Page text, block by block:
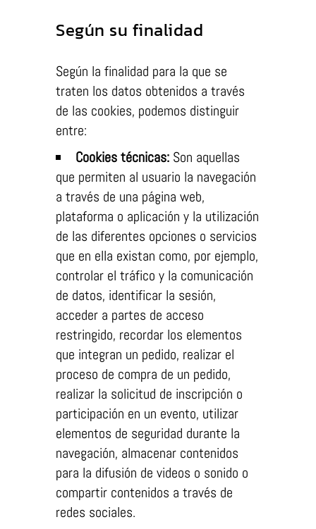
Según su finalidad
Según la finalidad para la que se
traten los datos obtenidos a través
de las cookies, podemos distinguir
entre:
Cookies técnicas: Son aquellas
que permiten al usuario la navegación
a través de una página web,
plataforma o aplicación y la utilización
de las diferentes opciones o servicios
que en ella existan como, por ejemplo,
controlar el tráfico y la comunicación
de datos, identificar la sesión,
acceder a partes de acceso
restringido, recordar los elementos
que integran un pedido, realizar el
proceso de compra de un pedido,
realizar la solicitud de inscripción o
participación en un evento, utilizar
elementos de seguridad durante la
navegación, almacenar contenidos
para la difusión de videos o sonido o
compartir contenidos a través de
redes sociales.